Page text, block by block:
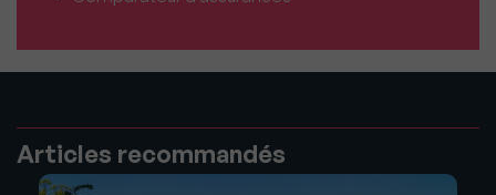
Articles recommandés